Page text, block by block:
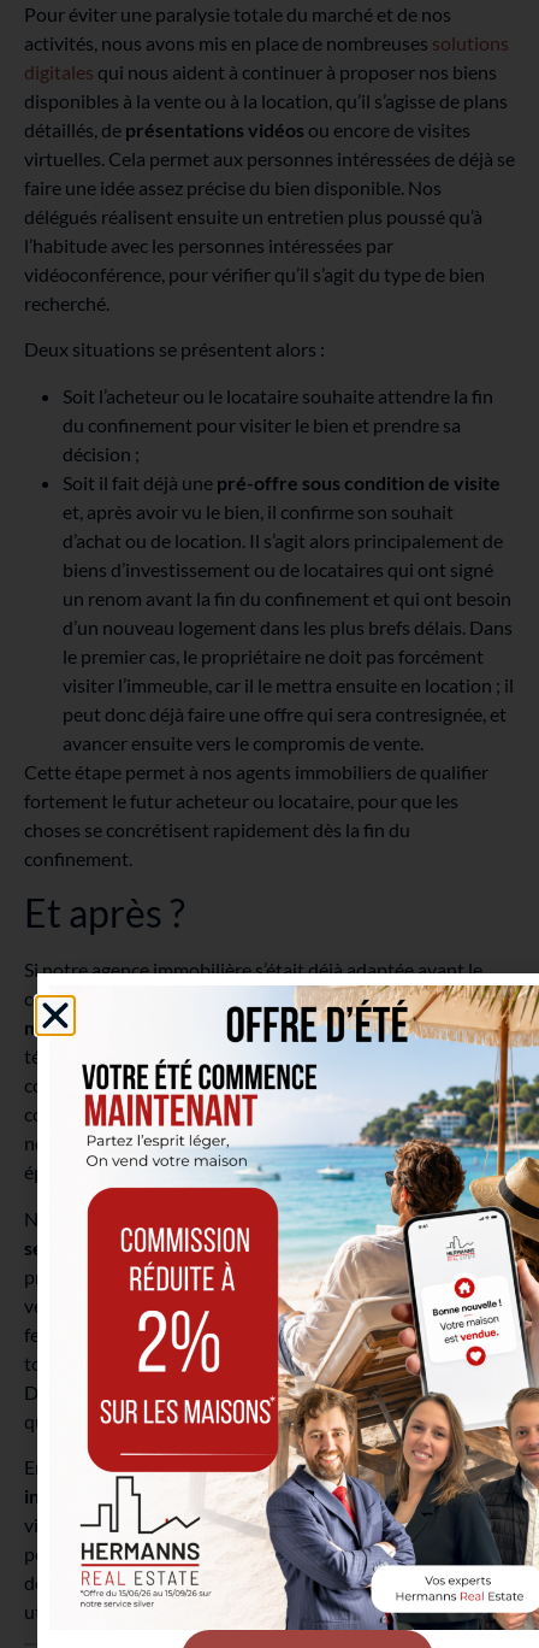
Pour éviter une paralysie totale du marché et de nos
activités, nous avons mis en place de nombreuses solutions
digitales qui nous aident à continuer à proposer nos biens
disponibles à la vente ou à la location, qu’il s’agisse de plans
détaillés, de présentations vidéos ou encore de visites
virtuelles. Cela permet aux personnes intéressées de déjà se
faire une idée assez précise du bien disponible. Nos
délégués réalisent ensuite un entretien plus poussé qu’à
l’habitude avec les personnes intéressées par
vidéoconférence, pour vérifier qu’il s’agit du type de bien
recherché.
Deux situations se présentent alors :
Soit l’acheteur ou le locataire souhaite attendre la fin
du confinement pour visiter le bien et prendre sa
décision ;
Soit il fait déjà une pré-offre sous condition de visite
et, après avoir vu le bien, il confirme son souhait
d’achat ou de location. Il s’agit alors principalement de
biens d’investissement ou de locataires qui ont signé
un renom avant la fin du confinement et qui ont besoin
d’un nouveau logement dans les plus brefs délais. Dans
le premier cas, le propriétaire ne doit pas forcément
visiter l’immeuble, car il le mettra ensuite en location ; il
peut donc déjà faire une offre qui sera contresignée, et
avancer ensuite vers le compromis de vente.
Cette étape permet à nos agents immobiliers de qualifier
fortement le futur acheteur ou locataire, pour que les
choses se concrétisent rapidement dès la fin du
confinement.
Et après ?
Si notre agence immobilière s’était déjà adaptée avant le
confinement total, notamment en mettant en place des
mesures de distanciation socialelors des visites et le
télétravail pour nos agents immobiliers, nous allons
continuer à travailler avec ces adaptations une fois le
confinement terminé. Cela permettra peut-être d’éviter, à
notre échelle, l’apparition d’une deuxième vague
épidémique.
Nous suivrons évidemment lesrecommandations pour le
secteur immobilieren ce qui concerne les visites, afin de
protéger nos clients, les délégués et les propriétaires
vendeurs du bien ou les locataires de celui-ci. Les visites se
feront par deux personnes maximum, il sera interdit de
toucher des objets, les armoires et les poignées de portes.
Des masques seront également mis à disposition des clients
qui visitent les lieux.
Enfin, nous continuerons à réaliser desentretiens
individuels préalables
avec les personnes qui souhaitent
visiter l’appartement ou la maison en vente. Cela nous
permettra de vérifier que le bien répond à tous les critères
de recherche de l’acheteur. La visite virtuelle sera également
utilisée dans ce but.